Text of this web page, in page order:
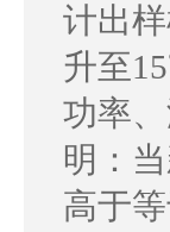
计出
升至
功率
明：
高于